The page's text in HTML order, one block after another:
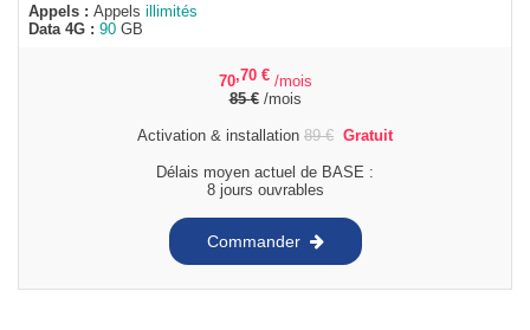
Appels : Appels illimités
Data 4G : 90 GB
70,70 € /mois
85€/mois
Activation & installation 89€ Gratuit
Délais moyen actuel de BASE :
8 jours ouvrables
Commander